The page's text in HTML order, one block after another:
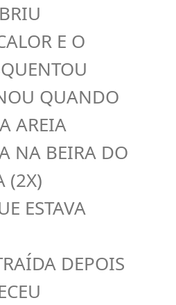
E O
QUANDO
AREIA
NA BEIRA DO
(2X)
ESTAVA
DEPOIS